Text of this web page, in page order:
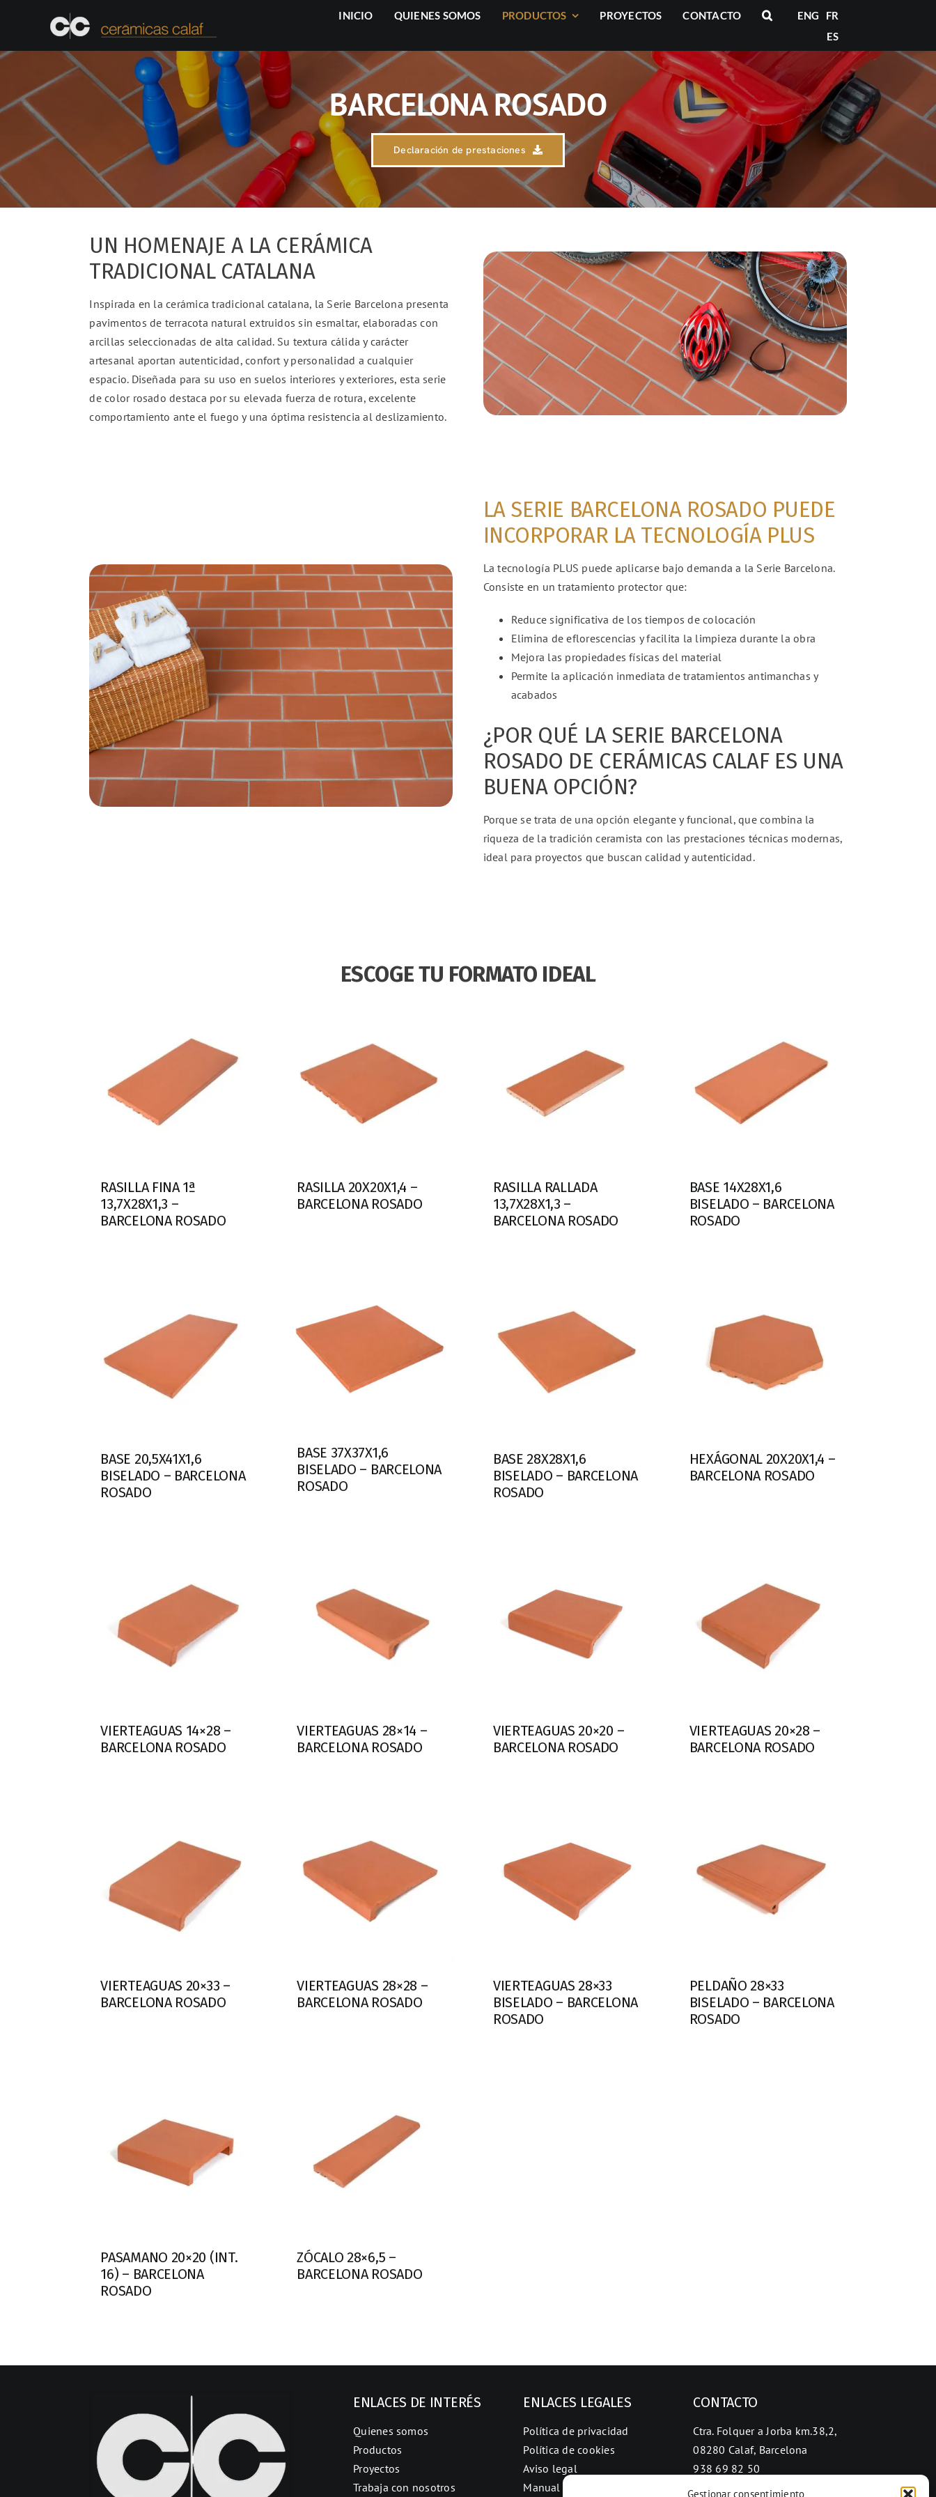
Gestionar consentimiento
INICIO QUIENES SOMOS PRODUCTOS PROYECTOS CONTACTO ENG
FR
ES
BARCELONA ROSADO
Declaración de prestaciones
UN HOMENAJE A LA CERÁMICA
TRADICIONAL CATALANA
Inspirada en la cerámica tradicional catalana, la Serie Barcelona presenta
pavimentos de terracota natural extruidos sin esmaltar, elaboradas con
arcillas seleccionadas de alta calidad. Su textura cálida y carácter
artesanal aportan autenticidad, confort y personalidad a cualquier
espacio. Diseñada para su uso en suelos interiores y exteriores, esta serie
de color rosado destaca por su elevada fuerza de rotura, excelente
comportamiento ante el fuego y una óptima resistencia al deslizamiento.
LA SERIE BARCELONA ROSADO PUEDE
INCORPORAR LA TECNOLOGÍA PLUS
La tecnología PLUS puede aplicarse bajo demanda a la Serie Barcelona.
Consiste en un tratamiento protector que:
Reduce significativa de los tiempos de colocación
Elimina de eflorescencias y facilita la limpieza durante la obra
Mejora las propiedades físicas del material
Permite la aplicación inmediata de tratamientos antimanchas y
acabados
¿POR QUÉ LA SERIE BARCELONA
ROSADO DE CERÁMICAS CALAF ES UNA
BUENA OPCIÓN?
Porque se trata de una opción elegante y funcional, que combina la
riqueza de la tradición ceramista con las prestaciones técnicas modernas,
ideal para proyectos que buscan calidad y autenticidad.
ESCOGE TU FORMATO IDEAL
RASILLA FINA 1ª
13,7X28X1,3 –
BARCELONA ROSADO
RASILLA 20X20X1,4 –
BARCELONA ROSADO
RASILLA RALLADA
13,7X28X1,3 –
BARCELONA ROSADO
BASE 14X28X1,6
BISELADO – BARCELONA
ROSADO
BASE 20,5X41X1,6
BISELADO – BARCELONA
ROSADO
BASE 37X37X1,6
BISELADO – BARCELONA
ROSADO
BASE 28X28X1,6
BISELADO – BARCELONA
ROSADO
HEXÁGONAL 20X20X1,4 –
BARCELONA ROSADO
VIERTEAGUAS 14×28 –
BARCELONA ROSADO
VIERTEAGUAS 28×14 –
BARCELONA ROSADO
VIERTEAGUAS 20×20 –
BARCELONA ROSADO
VIERTEAGUAS 20×28 –
BARCELONA ROSADO
VIERTEAGUAS 20×33 –
BARCELONA ROSADO
VIERTEAGUAS 28×28 –
BARCELONA ROSADO
VIERTEAGUAS 28×33
BISELADO – BARCELONA
ROSADO
PELDAÑO 28×33
BISELADO – BARCELONA
ROSADO
PASAMANO 20×20 (INT.
16) – BARCELONA
ROSADO
ZÓCALO 28×6,5 –
BARCELONA ROSADO
ENLACES DE INTERÉS
Quienes somos
Productos
Proyectos
Trabaja con nosotros
ENLACES LEGALES
Política de privacidad
Política de cookies
Aviso legal
Manual de calidad
CONTACTO
Ctra. Folquer a Jorba km.38,2,
08280 Calaf, Barcelona
938 69 82 50
info@ceramicascalaf.com